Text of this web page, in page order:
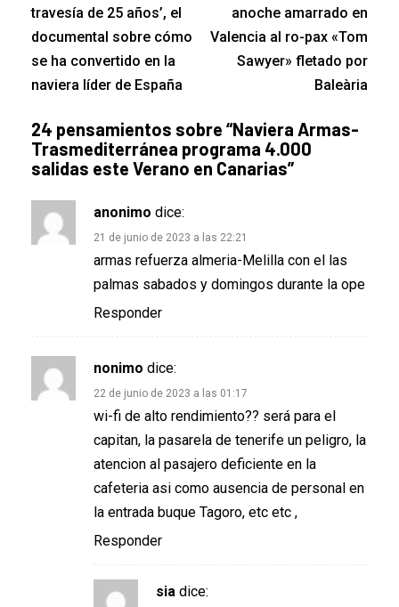
travesía de 25 años’, el
documental sobre cómo
se ha convertido en la
naviera líder de España
anoche amarrado en
Valencia al ro-pax «Tom
Sawyer» fletado por
Baleària
24 pensamientos sobre “Naviera Armas-
Trasmediterránea programa 4.000
salidas este Verano en Canarias”
anonimo dice:
21 de junio de 2023 a las 22:21
armas refuerza almeria-Melilla con el las
palmas sabados y domingos durante la ope
Responder
nonimo dice:
22 de junio de 2023 a las 01:17
wi-fi de alto rendimiento?? será para el
capitan, la pasarela de tenerife un peligro, la
atencion al pasajero deficiente en la
cafeteria asi como ausencia de personal en
la entrada buque Tagoro, etc etc ,
Responder
sia dice: